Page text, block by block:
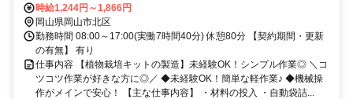
時給1,244円～1,866円
岡山県岡山市北区
勤務時間 08:00～17:00(実働7時間40分) 休憩80分 【契約期間・更新
の有無】 有り
仕事内容 【植物栽培キットの製造】未経験OK！シンプル作業◎ ＼コ
ツコツ作業が好きな方に◎／ ◆未経験OK！簡単な軽作業♪ ◆機械操
作がメインで安心！ 【主な仕事内容】 ・材料の投入 ・自動袋詰...